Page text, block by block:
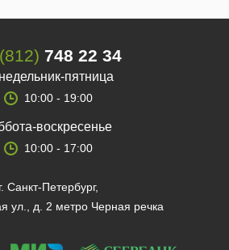
748 22 34
пятница
10:00 - 19:00
воскресенье
10:00 - 17:00
г. Санкт-Петербург,
ул., д. 2 метро Черная речка